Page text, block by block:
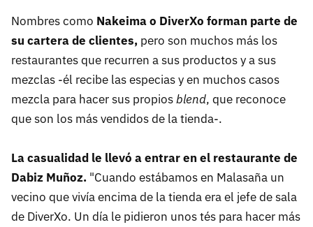
Nombres como Nakeima o DiverXo forman parte de
su cartera de clientes, pero son muchos más los
restaurantes que recurren a sus productos y a sus
mezclas -él recibe las especias y en muchos casos
mezcla para hacer sus propiosblend, que reconoce
que son los más vendidos de la tienda-.
La casualidad le llevó a entrar en el restaurante de
Dabiz Muñoz. "Cuando estábamos en Malasaña un
vecino que vivía encima de la tienda era el jefe de sala
de DiverXo. Un día le pidieron unos tés para hacer más